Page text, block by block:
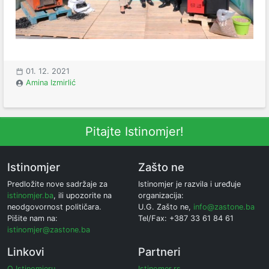
01. 12. 2021
Amina Izmirlić
Pitajte Istinomjer!
Istinomjer
Predložite nove sadržaje za
istinomjer.ba, ili upozorite na
neodgovornost političara.
Pišite nam na:
istinomjer@zastone.ba
Zašto ne
Istinomjer je razvila i uređuje
organizacija:
U.G. Zašto ne, info@zastone.ba
Tel/Fax: +387 33 61 84 61
Linkovi Partneri